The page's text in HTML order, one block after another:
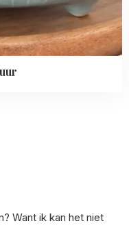
Want ik kan het niet